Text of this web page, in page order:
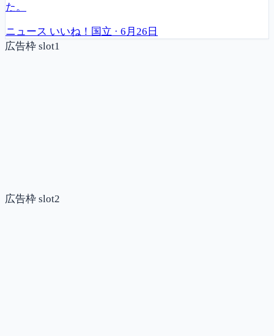
た。
ニュース いいね！国立 · 6月26日
広告枠 slot1
広告枠 slot2